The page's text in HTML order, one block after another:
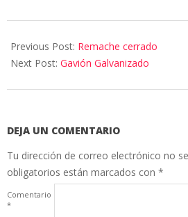
Previous Post: Remache cerrado
Next Post: Gavión Galvanizado
DEJA UN COMENTARIO
Tu dirección de correo electrónico no
obligatorios están marcados con *
Comentario
*